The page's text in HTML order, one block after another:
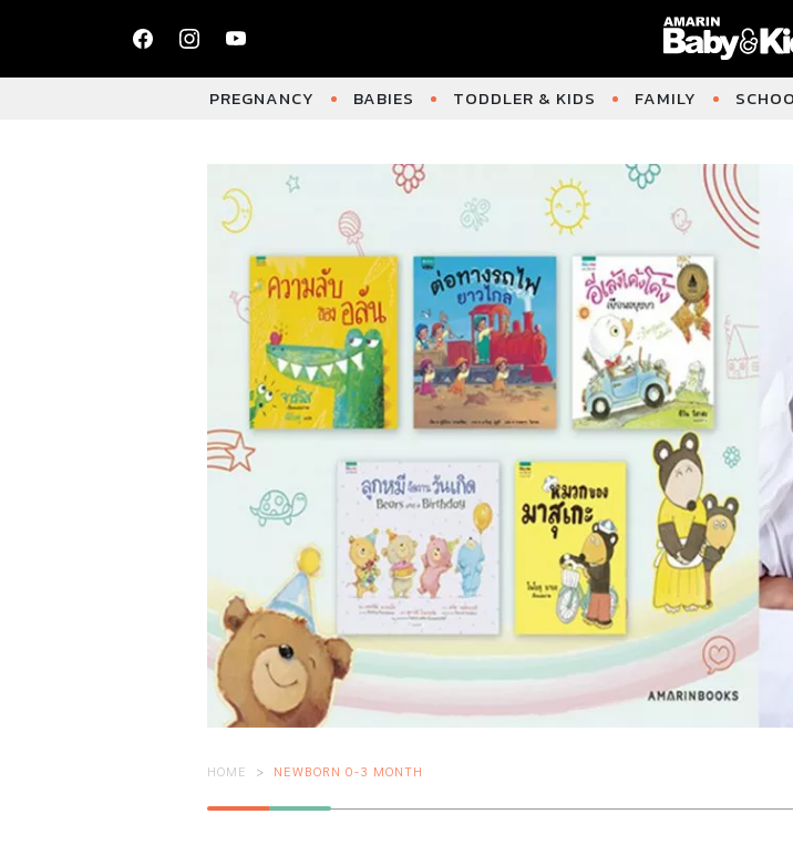
PREGNANCY BABIES TODDLER & KIDS FAMILY
HOME NEWBORN 0-3 MONTH